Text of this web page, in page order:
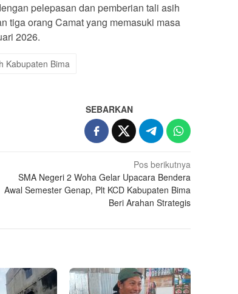
pelepasan dan pemberian tali asih
tiga orang Camat yang memasuki masa
2026.
Kabupaten Bima
SEBARKAN
Pos berikutnya
SMA Negeri 2 Woha Gelar Upacara Bendera
Awal Semester Genap, Plt KCD Kabupaten Bima
Beri Arahan Strategis